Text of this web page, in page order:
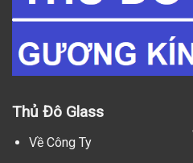
Thủ Đô Glass
Về Công Ty